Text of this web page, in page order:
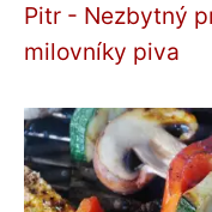
Pitr - Nezbytný
milovníky piva